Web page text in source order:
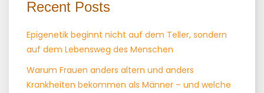
Recent Posts
Epigenetik beginnt nicht auf dem Teller, sondern
auf dem Lebensweg des Menschen
Warum Frauen anders altern und anders
Krankheiten bekommen als Männer – und welche